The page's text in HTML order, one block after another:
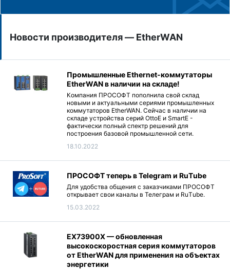
Новости производителя — EtherWAN
Промышленные Ethernet‑коммутаторы
EtherWAN в наличии на складе!
Компания ПРОСОФТ пополнила свой склад
новыми и актуальными сериями промышленных
коммутаторов EtherWAN. Сейчас в наличии на
складе устройства серий OttoE и SmartE -
фактически полный спектр решений для
построения базовой промышленной сети.
18.10.2022
ПРОСОФТ теперь в Telegram и RuТube
Для удобства общения с заказчиками ПРОСОФТ
открывает свои каналы в Телеграм и RuТube.
15.03.2022
EX73900X — обновленная
высокоскоростная серия коммутаторов
от EtherWAN для применения на объектах
энергетики